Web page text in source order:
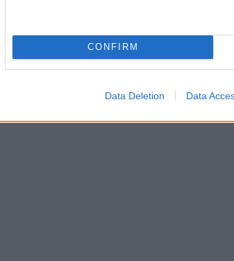
CONFIRM
Data Deletion Data